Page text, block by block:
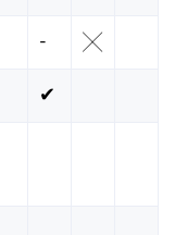
- ╳
✔